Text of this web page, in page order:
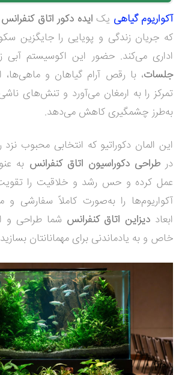
آکواریوم گیاهی یک ایده دکور اتاق کنفرانس
که جریان زندگی و پویایی را جایگزین
اداری می‌کند. حضور این اکوسیستم آبی
جلسات، با رقص آرام گیاهان و
تمرکز را به ارمغان می‌آورد و تنش‌های
به‌طرز چشمگیری کاهش می‌دهد.
این المان دکوراتیو که انتخابی محبوب
درطراحی دکوراسیون اتاق کنفرانس به
عمل کرده و حس رشد و خلاقیت را
آکواریوم‌ها را به‌صورت کاملاً سفارشی
ابعاد دیزاین اتاق کنفرانس شما طراحی و
خاص و به یادماندنی برای مهمانانتان